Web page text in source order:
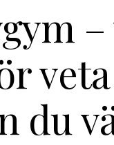
veta
du